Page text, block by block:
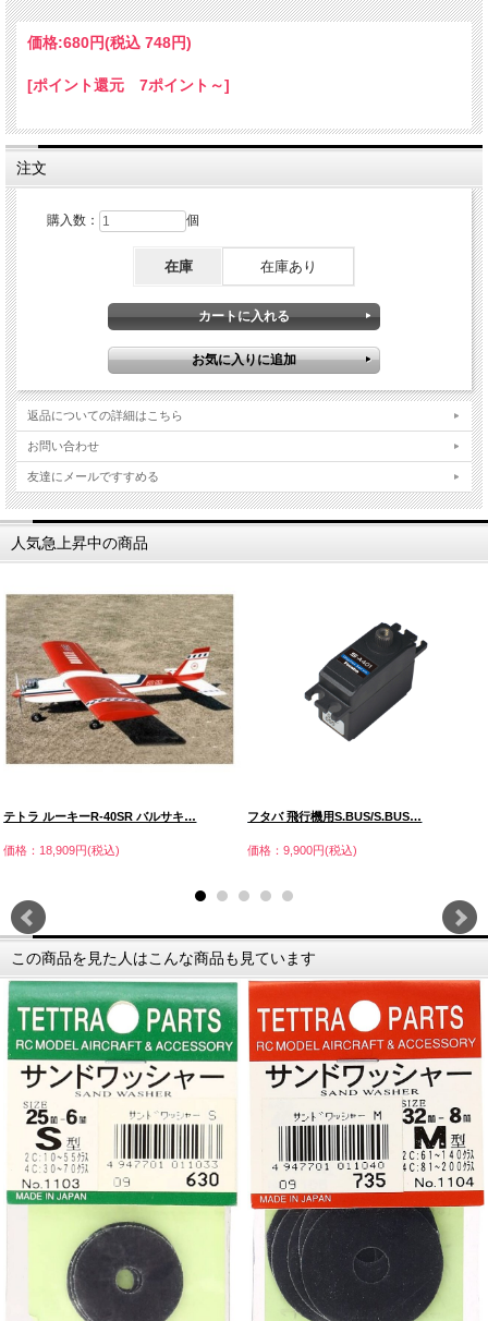
価格:680円(税込 748円)
[ポイント還元 7ポイント～]
注文
購入数： 個
在庫 在庫あり
返品についての詳細はこちら
お問い合わせ
友達にメールですすめる
人気急上昇中の商品
テトラ ルーキーR-40SR バルサキ…
価格：18,909円(税込)
フタバ 飛行機用S.BUS/S.BUS…
価格：9,900円(税込)
この商品を見た人はこんな商品も見ています